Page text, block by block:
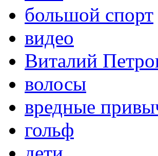
большой спорт
видео
Виталий
волосы
вредные
гольф